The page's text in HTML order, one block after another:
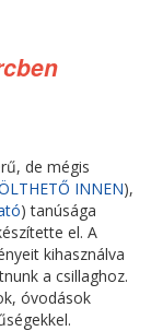
de mégis
INNEN),
) tanúsága
el. A
kihasználva
a csillaghoz.
óvodások